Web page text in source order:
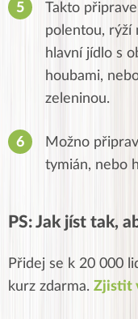
Takto
polentou, rýží
hlavní jídlo s
houbami,
zeleninou.
Možno
tymián, nebo
PS: Jak jíst tak,
Přidej se k 20 000
kurz zdarma. Zjistit